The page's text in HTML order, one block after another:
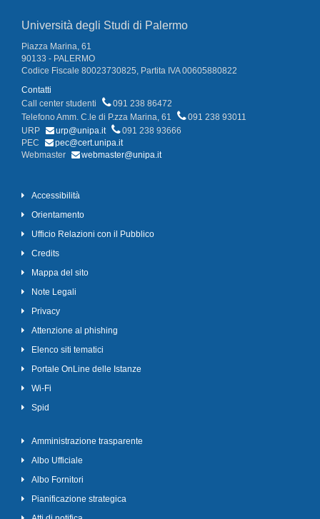
Università degli Studi di Palermo
Piazza Marina, 61
90133 - PALERMO
Codice Fiscale 80023730825, Partita IVA 00605880822
Contatti
Call center studenti
091 238 86472
Telefono Amm. C.le di P.zza Marina, 61
091 238 93011
URP
urp@unipa.it
091 238 93666
PEC
pec@cert.unipa.it
Webmaster
webmaster@unipa.it
Accessibilità
Orientamento
Ufficio Relazioni con il Pubblico
Credits
Mappa del sito
Note Legali
Privacy
Attenzione al phishing
Elenco siti tematici
Portale OnLine delle Istanze
Wi-Fi
Spid
Amministrazione trasparente
Albo Ufficiale
Albo Fornitori
Pianificazione strategica